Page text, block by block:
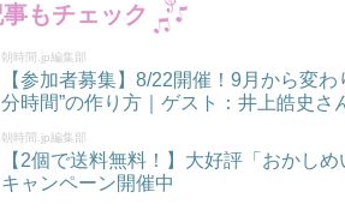
もチェック
朝時間.jp編集部
【参加者募集】8/22開催！9月から変
分時間”の作り方｜ゲスト：井上皓史さ
朝時間.jp編集部
【2個で送料無料！】大好評「おかし
キャンペーン開催中